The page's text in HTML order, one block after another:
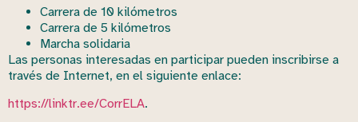
Carrera de 10 kilómetros
Carrera de 5 kilómetros
Marcha solidaria
Las personas interesadas en participar pueden inscribirse a
través de Internet, en el siguiente enlace:
https://linktr.ee/CorrELA.